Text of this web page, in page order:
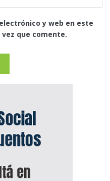
y web en este
que comente.